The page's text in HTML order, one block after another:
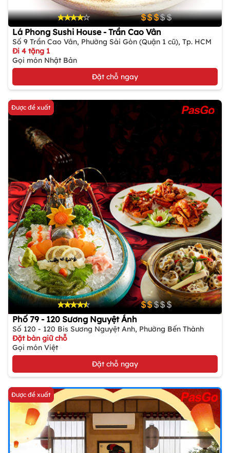
Lá Phong Sushi House - Trần Cao Vân
Số 9 Trần Cao Vân, Phường Sài Gòn (Quận 1 cũ), Tp. HCM
Đi 4 tặng 1
Gọi món Nhật Bản
Đặt chỗ ngay
Được đề xuất
Phố 79 - 120 Sương Nguyệt Ánh
Số 120 - 120 Bis Sương Nguyệt Anh, Phường Bến Thành
Đặt bàn giữ chỗ
Gọi món Việt
Đặt chỗ ngay
Được đề xuất